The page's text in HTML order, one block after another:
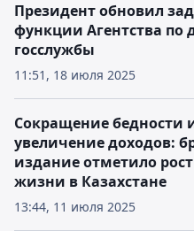
11:51, 18 июля 2025
Президент обновил
функции Агентства по
госслужбы
13:44, 11 июля 2025
Сокращение бедности
увеличение доходов:
издание отметило
жизни в Казахстане